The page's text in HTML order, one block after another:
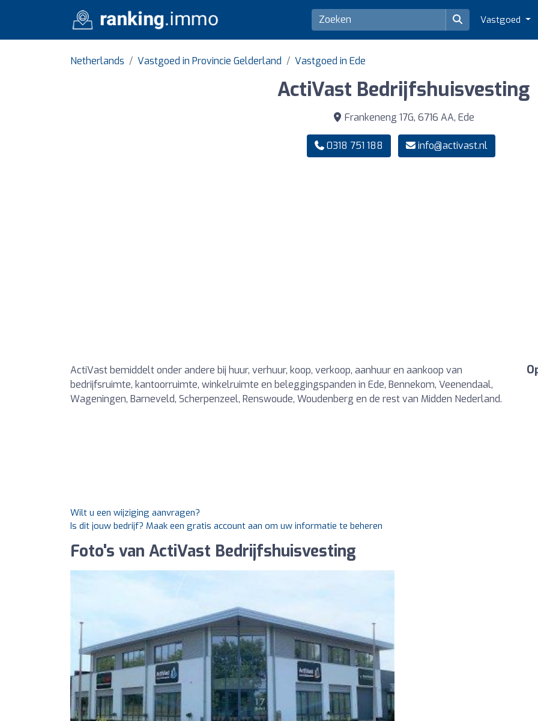
Vastgoed
Netherlands Vastgoed in Provincie Gelderland Vastgoed in Ede
ActiVast Bedrijfshuisvesting
Frankeneng 17G, 6716 AA, Ede
0318 751 188 info@activast.nl
ActiVast bemiddelt onder andere bij huur, verhuur, koop, verkoop, aanhuur en aankoop van
bedrijfsruimte, kantoorruimte, winkelruimte en beleggingspanden in Ede, Bennekom, Veenendaal,
Wageningen, Barneveld, Scherpenzeel, Renswoude, Woudenberg en de rest van Midden Nederland.
Wilt u een wijziging aanvragen?
Is dit jouw bedrijf? Maak een gratis account aan om uw informatie te beheren
Foto's van ActiVast Bedrijfshuisvesting